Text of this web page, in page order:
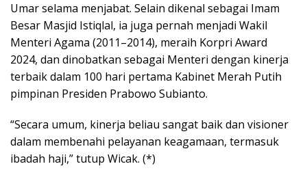
Umar selama menjabat. Selain dikenal sebagai Imam
Besar Masjid Istiqlal, ia juga pernah menjadi Wakil
Menteri Agama (2011–2014), meraih Korpri Award
2024, dan dinobatkan sebagai Menteri dengan kinerja
terbaik dalam 100 hari pertama Kabinet Merah Putih
pimpinan Presiden Prabowo Subianto.
“Secara umum, kinerja beliau sangat baik dan visioner
dalam membenahi pelayanan keagamaan, termasuk
ibadah haji,” tutup Wicak. (*)